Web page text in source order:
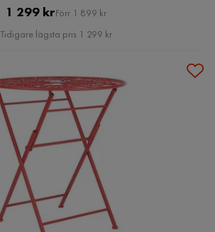
Pris
1 299 krOriginal
Pris
Förr 1 899 kr
Tidigare lägsta pris 1 299 kr